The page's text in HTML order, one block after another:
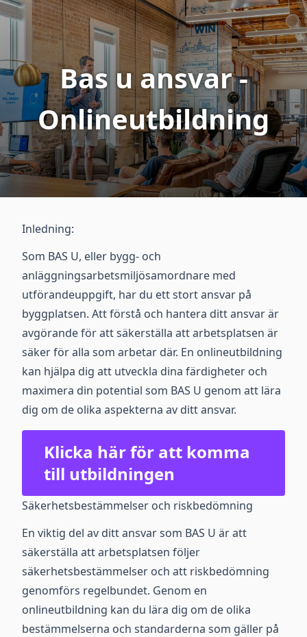
Bas u ansvar -
Onlineutbildning
Inledning:
Som BAS U, eller bygg- och
anläggningsarbetsmiljösamordnare med
utförandeuppgift, har du ett stort ansvar på
byggplatsen. Att förstå och hantera ditt ansvar är
avgörande för att säkerställa att arbetsplatsen är
säker för alla som arbetar där. En onlineutbildning
kan hjälpa dig att utveckla dina färdigheter och
maximera din potential som BAS U genom att lära
dig om de olika aspekterna av ditt ansvar.
Klicka här för att komma
till utbildningen
Säkerhetsbestämmelser och riskbedömning
En viktig del av ditt ansvar som BAS U är att
säkerställa att arbetsplatsen följer
säkerhetsbestämmelser och att riskbedömning
genomförs regelbundet. Genom en
onlineutbildning kan du lära dig om de olika
bestämmelserna och standarderna som gäller på